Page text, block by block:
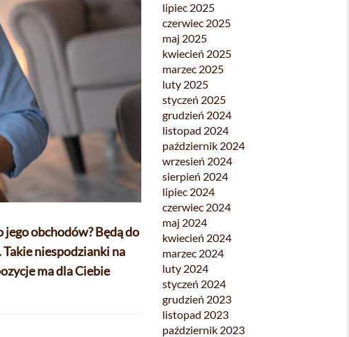
obchodów? Będą do
niespodzianki na
ma dla Ciebie
lipiec 2025
czerwiec 2025
maj 2025
kwiecień 2025
marzec 2025
luty 2025
styczeń 2025
grudzień 2024
listopad 2024
październik 2024
wrzesień 2024
sierpień 2024
lipiec 2024
czerwiec 2024
maj 2024
kwiecień 2024
marzec 2024
luty 2024
styczeń 2024
grudzień 2023
listopad 2023
październik 2023